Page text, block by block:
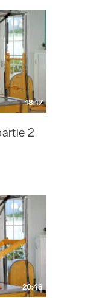
18:17
2
20:48